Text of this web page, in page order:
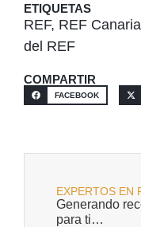
ETIQUETAS
REF, REF
del REF
COMPARTIR
FACEBOOK
EXPERTOS EN
Generando
para ti…